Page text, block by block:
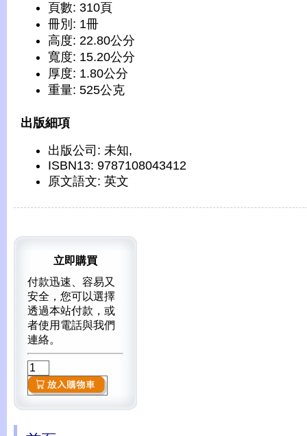
頁數: 310頁
冊別: 1冊
高度: 22.80公分
寬度: 15.20公分
厚度: 1.80公分
重量: 525公克
出版細項
出版公司: 未知,
ISBN13: 9787108043412
原文語文: 英文
立即購買
付款迅速、容易又
安全，您可以選擇
透過本站付款，或
者使用電話與我們
連絡。